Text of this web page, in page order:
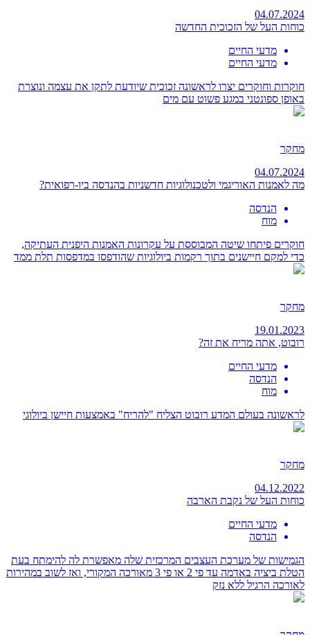
04.07.2024
כוחות העל של הזכוכית החדשה
מדעי החיים
מדעי החיים
חוקרות וחוקרים יצרו לראשונה זכוכית שיודעת לתקן את עצמה ונוצרת
באופן ספונטני במגע פשוט עם מים
מחקר
04.07.2024
מה לאמנות האוריגמי ולטכנולוגיות חדשניות בהנדסה ביו-רפואית?
הנדסה
מוח
חוקרים פיתחו שיטה המבוססת על עקרונות האמנות היפנית העתיקה,
כדי למקם חיישנים בתוך רקמות ביולוגיות שהודפסו במדפסות תלת ממד
מחקר
19.01.2023
רובוט, אתה מריח את זה?
מדעי החיים
הנדסה
מוח
לראשונה בעולם המדע רובוט הצליח "להריח" באמצעות חיישן ביולוגי
מחקר
04.12.2022
כוחות העל של נקבת הארבה
מדעי החיים
הנדסה
הגמישות של מערכת העצבים המרכזית שלה מאפשרת לה להימתח בעת
הטלת ביציה באדמה עד פי 2 או פי 3 מאורכה המקורי, ואז לשוב במהירות
לאורכה הרגיל ללא נזק